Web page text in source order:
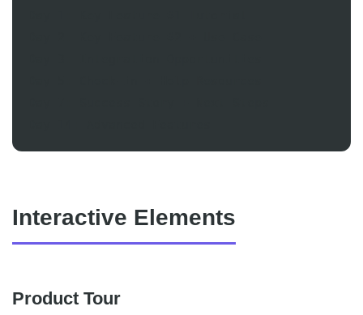
Interactive Elements
Product Tour